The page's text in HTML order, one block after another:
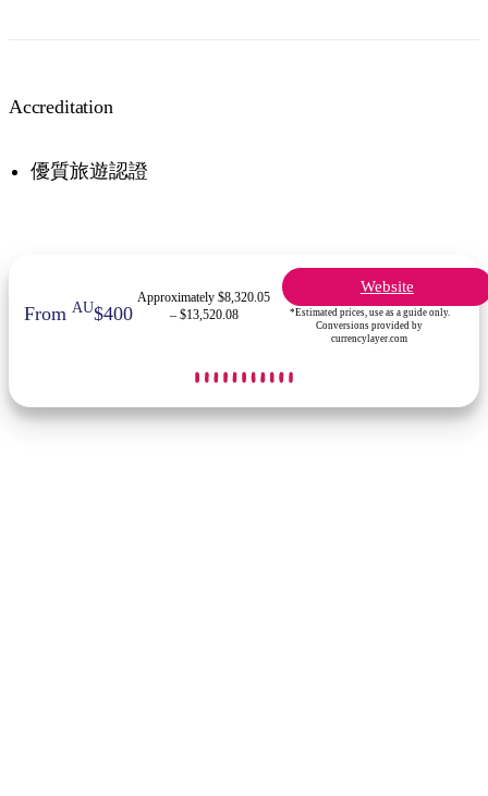
Accreditation
優質旅遊認證
From AU$400
Approximately $8,320.05
– $13,520.08
Website
*Estimated prices, use as a guide only.
Conversions provided by
currencylayer.com